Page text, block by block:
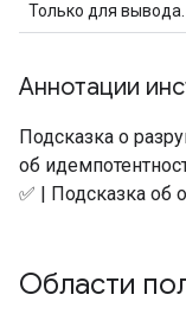
Только для вывода.
Аннотации
Подсказка о
об
✅ | Подсказка об
Области